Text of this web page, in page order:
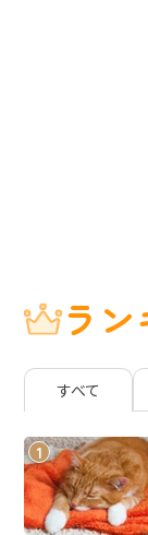
ラン
すべて
1